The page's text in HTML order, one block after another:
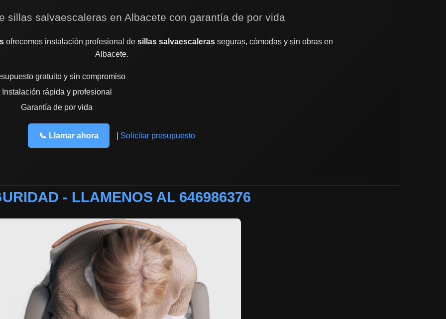
sillas salvaescaleras en Albacete con garantía de por vida
ofrecemos instalación profesional de sillas salvaescaleras seguras, cómodas y sin obras en
Albacete.
gratuito y sin compromiso
Instalación rápida y profesional
Garantía de por vida
📞 Llamar ahora Solicitar presupuesto
- LLAMENOS AL 646986376